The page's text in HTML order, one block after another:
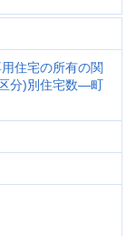
住宅の所有の関
分)別住宅数―町